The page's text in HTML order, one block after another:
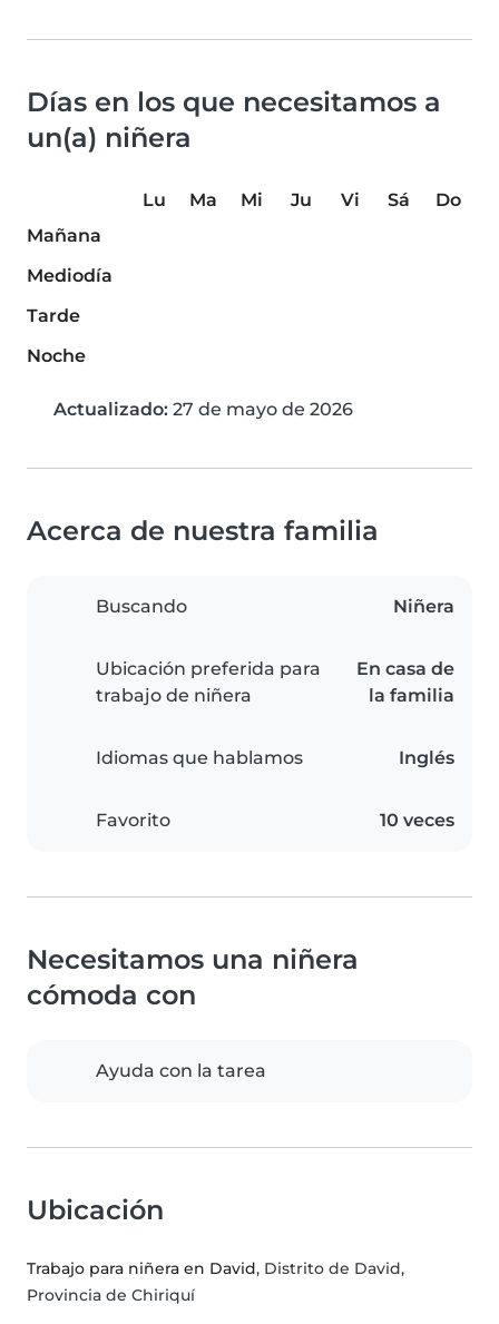
Días en los que necesitamos a
un(a) niñera
Lu Ma Mi Ju Vi Sá
Do
Mañana
Mediodía
Tarde
Noche
Actualizado: 27 de mayo de 2026
Acerca de nuestra familia
Buscando Niñera
Ubicación preferida para
trabajo de niñera
En casa de
la familia
Idiomas que hablamos Inglés
Favorito 10 veces
Necesitamos una niñera
cómoda con
Ayuda con la tarea
Ubicación
Trabajo para niñera en David, Distrito de David,
Provincia de Chiriquí